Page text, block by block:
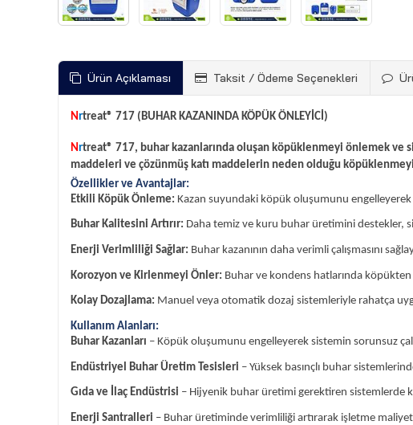
Ürün Açıklaması Taksit / Ödeme Seçenekleri
Nrtreat® 717 (BUHAR KAZANINDA KÖPÜK ÖNLEYİCİ)
Nrtreat® 717, buhar kazanlarında oluşan köpüklenmeyi önlemek ve
maddeleri ve çözünmüş katı maddelerin neden olduğu
Özellikler ve Avantajlar:
Etkili Köpük Önleme: Kazan suyundaki köpük oluşumunu engelleyerek
Buhar Kalitesini Artırır: Daha temiz ve kuru buhar üretimini destekler,
Enerji Verimliliği Sağlar: Buhar kazanının daha verimli çalışmasını
Korozyon ve Kirlenmeyi Önler: Buhar ve kondens hatlarında
Kolay Dozajlama: Manuel veya otomatik dozaj sistemleriyle rahatça
Kullanım Alanları:
Buhar Kazanları – Köpük oluşumunu engelleyerek sistemin sorunsuz
Endüstriyel Buhar Üretim Tesisleri – Yüksek basınçlı buhar
Gıda ve İlaç Endüstrisi – Hijyenik buhar üretimi gerektiren sistemlerde
Enerji Santralleri – Buhar üretiminde verimliliği artırarak işletme